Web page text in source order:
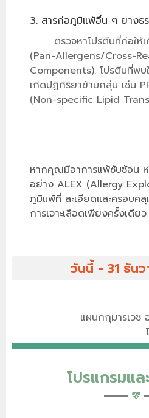
3. สารก่อภูมิแพ้อื่น ๆ ยางธ
ตรวจหาโปรตีนที่ก่อใ
(Pan-Allergens/Cross-
Components): โปรตีนที่พบ
เกิดปฏิกิริยาข้ามกลุ่ม เช่น
(Non-specific Lipid
หากคุณมีอาการแพ้ซับซ้อน
อย่าง ALEX (Allergy
ภูมิแพ้ที่ ละเอียดและครอบค
การเจาะเลือดเพียงครั้งเดียว
วันนี้ - 31 ธัน
แผนกกุมารเวช
โปรแกรมแ